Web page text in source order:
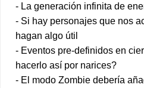
- La generación infinita de
- Si hay personajes que nos
hagan algo útil
- Eventos pre-definidos en
hacerlo así por narices?
- El modo Zombie debería